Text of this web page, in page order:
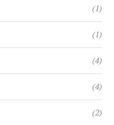
(1)
(1)
(4)
(4)
(2)